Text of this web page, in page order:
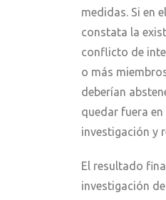
medidas. Si en
constata la
conflicto de
o más
deberían
quedar fuera
investigación y
El resultado
investigación